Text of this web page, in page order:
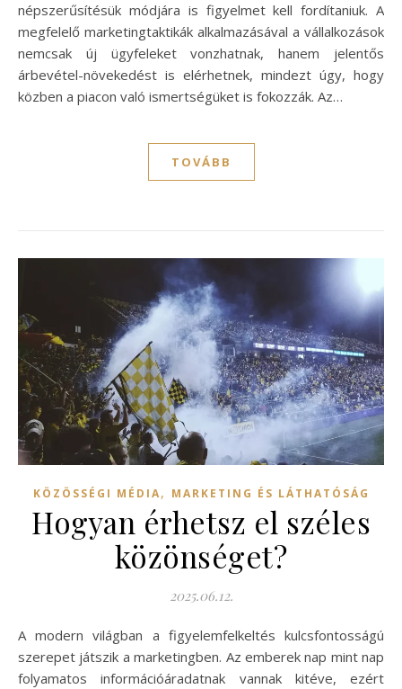
népszerűsítésük módjára is figyelmet kell fordítaniuk. A
megfelelő marketingtaktikák alkalmazásával a vállalkozások
nemcsak új ügyfeleket vonzhatnak, hanem jelentős
árbevétel-növekedést is elérhetnek, mindezt úgy, hogy
közben a piacon való ismertségüket is fokozzák. Az…
TOVÁBB
KÖZÖSSÉGI MÉDIA, MARKETING ÉS LÁTHATÓSÁG
Hogyan érhetsz el széles
közönséget?
2025.06.12.
A modern világban a figyelemfelkeltés kulcsfontosságú
szerepet játszik a marketingben. Az emberek nap mint nap
folyamatos információáradatnak vannak kitéve, ezért